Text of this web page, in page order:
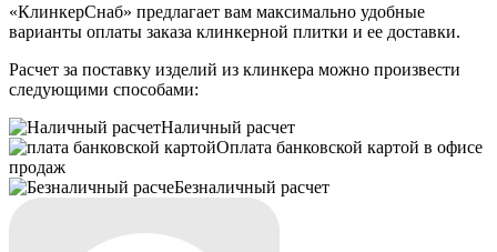
«КлинкерСнаб» предлагает вам максимально удобные
варианты оплаты заказа клинкерной плитки и ее доставки.
Расчет за поставку изделий из клинкера можно произвести
следующими способами:
Наличный расчет
Оплата банковской картой в офисе
продаж
Безналичный расчет